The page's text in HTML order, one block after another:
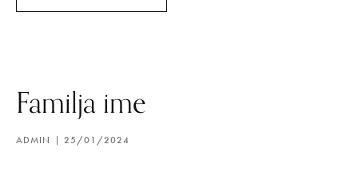
Familja ime
ADMIN 25/01/2024